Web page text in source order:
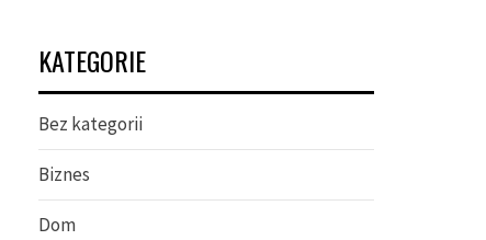
KATEGORIE
Bez kategorii
Biznes
Dom